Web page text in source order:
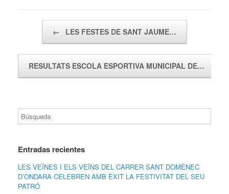
← LES FESTES DE SANT JAUME…
RESULTATS ESCOLA ESPORTIVA MUNICIPAL DE… →
Entradas recientes
LES VEÏNES I ELS VEÏNS DEL CARRER SANT DOMÈNEC
D’ONDARA CELEBREN AMB ÈXIT LA FESTIVITAT DEL SEU
PATRÓ